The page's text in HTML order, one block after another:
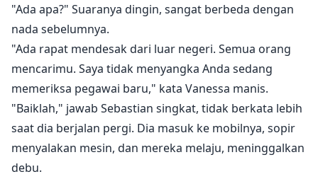
"Ada apa?" Suaranya dingin, sangat berbeda dengan
nada sebelumnya.
"Ada rapat mendesak dari luar negeri. Semua orang
mencarimu. Saya tidak menyangka Anda sedang
memeriksa pegawai baru," kata Vanessa manis.
"Baiklah," jawab Sebastian singkat, tidak berkata lebih
saat dia berjalan pergi. Dia masuk ke mobilnya, sopir
menyalakan mesin, dan mereka melaju, meninggalkan
debu.